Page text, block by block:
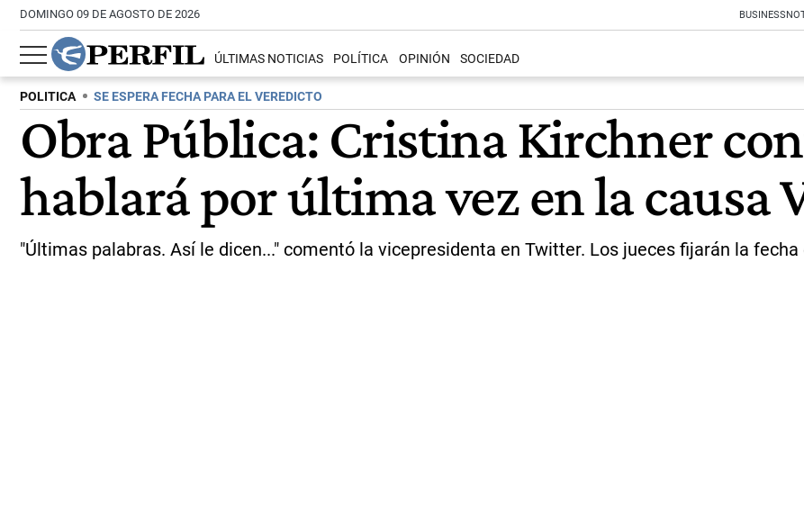
DOMINGO 09 DE AGOSTO DE 2026 BUSINESS
ÚLTIMAS NOTICIAS POLÍTICA OPINIÓN SOCIEDAD
POLITICA SE ESPERA FECHA PARA EL VEREDICTO
Obra Pública: Cristina Kirchner
hablará por última vez en la causa
"Últimas palabras. Así le dicen..." comentó la vicepresidenta en Twitter. Los jueces fijarán la